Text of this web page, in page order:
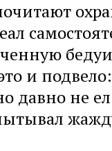
и
давно не